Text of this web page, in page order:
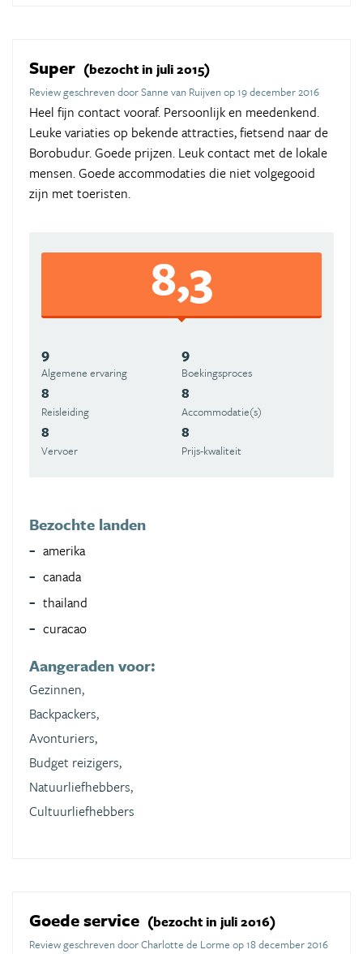
Super (bezocht in juli 2015)
Review geschreven door Sanne van Ruijven op 19 december 2016
Heel fijn contact vooraf. Persoonlijk en meedenkend.
Leuke variaties op bekende attracties, fietsend naar de
Borobudur. Goede prijzen. Leuk contact met de lokale
mensen. Goede accommodaties die niet volgegooid
zijn met toeristen.
8,3
9
Algemene ervaring
9
Boekingsproces
8
Reisleiding
8
Accommodatie(s)
8
Vervoer
8
Prijs-kwaliteit
Bezochte landen
amerika
canada
thailand
curacao
Aangeraden voor:
Gezinnen,
Backpackers,
Avonturiers,
Budget reizigers,
Natuurliefhebbers,
Cultuurliefhebbers
Goede service (bezocht in juli 2016)
Review geschreven door Charlotte de Lorme op 18 december 2016